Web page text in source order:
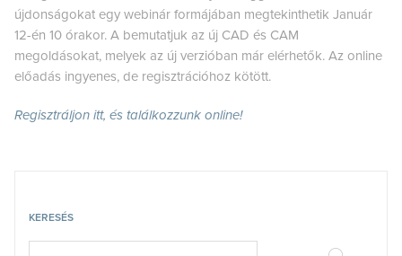
KERESÉS
újdonságokat egy webinár formájában megtekinthetik Január
12-én 10 órakor. A bemutatjuk az új CAD és CAM
megoldásokat, melyek az új verzióban már elérhetők. Az online
előadás ingyenes, de regisztrációhoz kötött.
Regisztráljon itt, és találkozzunk online!